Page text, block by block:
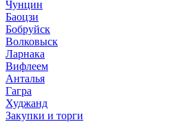
Чунцин
Баоцзи
Бобруйск
Волковыск
Ларнака
Вифлеем
Анталья
Гагра
Худжанд
Закупки и торги